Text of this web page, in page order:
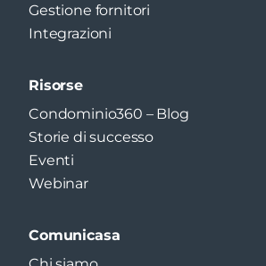
Gestione fornitori
Integrazioni
Risorse
Condominio360 – Blog
Storie di successo
Eventi
Webinar
Comunicasa